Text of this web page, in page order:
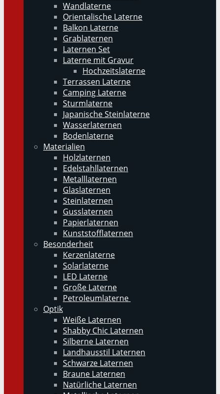
Wandlaterne
Orientalische Laterne
Balkon Laterne
Grablaternen
Laternen Set
Laterne mit Gravur
Hochzeitslaterne
Terrassen Laterne
Camping Laterne
Sturmlaterne
Japanische Steinlaterne
Wasserlaternen
Bodenlaterne
Materialien
Holzlaternen
Edelstahllaternen
Metalllaternen
Glaslaternen
Steinlaternen
Gusslaternen
Papierlaternen
Kunststofflaternen
Besonderheit
Kerzenlaterne
Solarlaterne
LED Laterne
Große Laterne
Petroleumlaterne
Optik
Weiße Laternen
Shabby Chic Laternen
Silberne Laternen
Landhausstil Laternen
Schwarze Laternen
Braune Laternen
Natürliche Laternen